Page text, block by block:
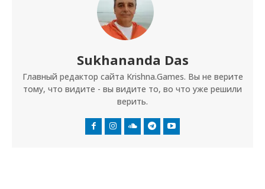
Sukhananda Das
Главный редактор сайта Krishna.Games. Вы не верите
тому, что видите - вы видите то, во что уже решили
верить.